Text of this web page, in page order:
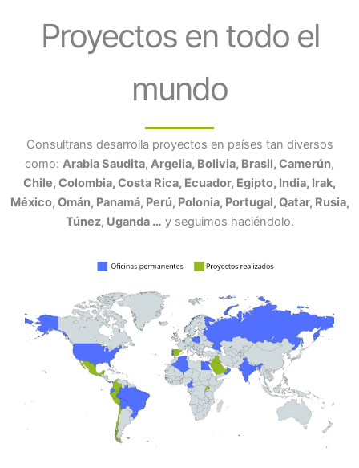
Proyectos en todo el
mundo
Consultrans desarrolla proyectos en países tan diversos
como: Arabia Saudita, Argelia, Bolivia, Brasil, Camerún,
Chile, Colombia, Costa Rica, Ecuador, Egipto, India, Irak,
México, Omán, Panamá, Perú, Polonia, Portugal, Qatar, Rusia,
Túnez, Uganda … y seguimos haciéndolo.